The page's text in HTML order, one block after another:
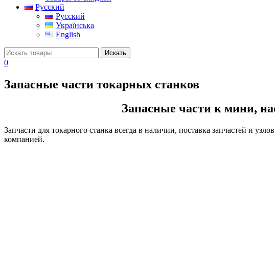
Русский
Русский
Українська
English
0
Запасные части токарных станков
Запасные части к мини,
Запчасти для токарного станка всегда в наличии, поставка запчастей и
компанией.